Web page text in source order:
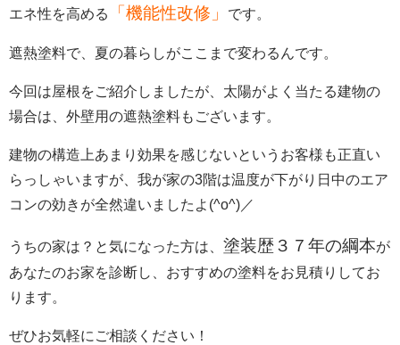
エネ性を高める
「機能性改修」 です。
遮熱塗料で、夏の暮らしがここまで変わるんです。
今回は屋根をご紹介しましたが、太陽がよく当たる建物の
場合は、外壁用の遮熱塗料もございます。
建物の構造上あまり効果を感じないというお客様も正直い
らっしゃいますが、我が家の3階は温度が下がり日中のエア
コンの効きが全然違いましたよ(^o^)／
うちの家は？と気になった方は、 塗装歴３７年の綱本が
あなたのお家を診断し、おすすめの塗料をお見積りしてお
ります。
ぜひお気軽にご相談ください！